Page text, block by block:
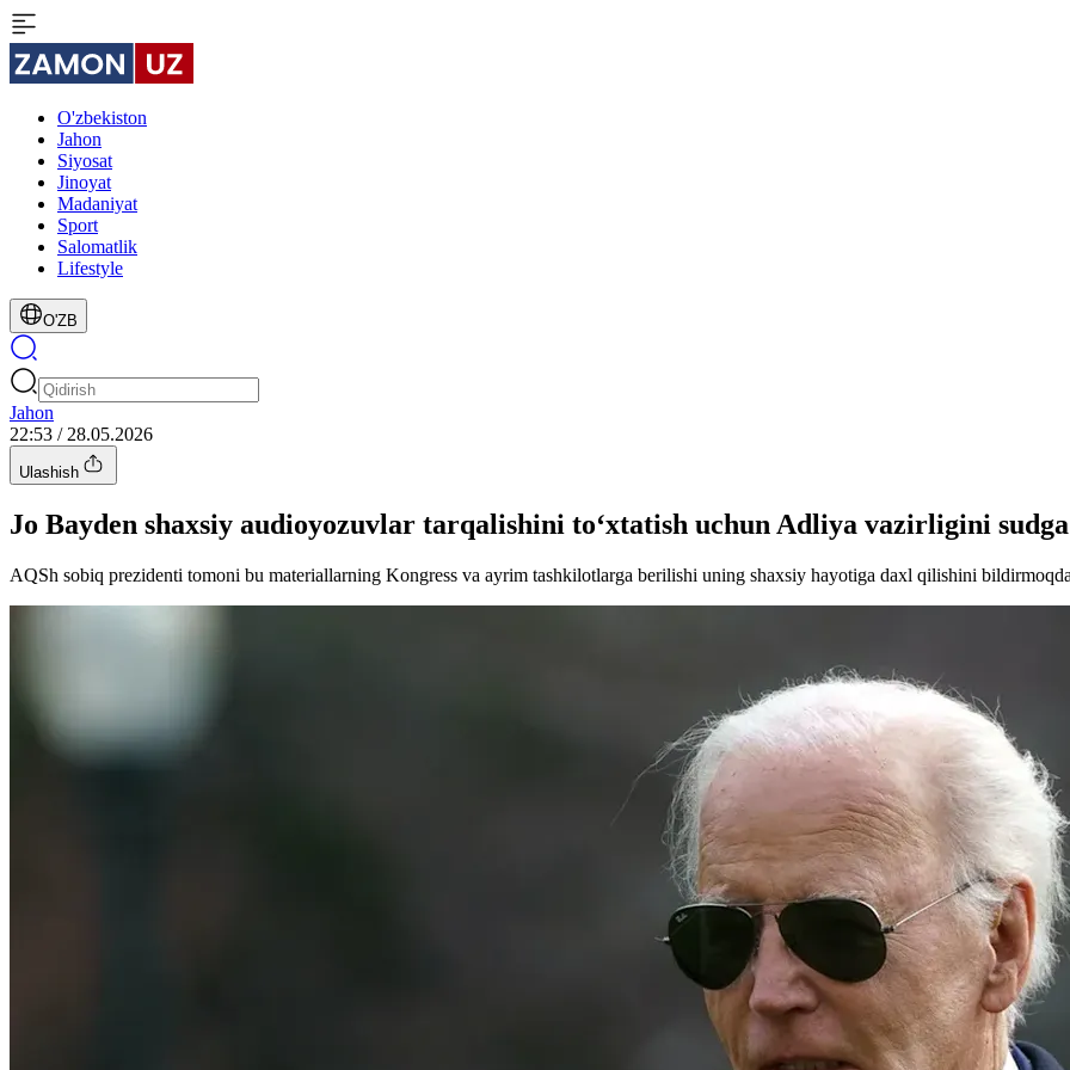
O'zbekiston
Jahon
Siyosat
Jinoyat
Madaniyat
Sport
Salomatlik
Lifestyle
O'ZB
Jahon
22:53 / 28.05.2026
Ulashish
Jo Bayden shaxsiy audioyozuvlar tarqalishini to‘xtatish uchun Adliya vazirligini
AQSh sobiq prezidenti tomoni bu materiallarning Kongress va ayrim tashkilotlarga berilishi uning shaxsiy hayotiga daxl qilishini